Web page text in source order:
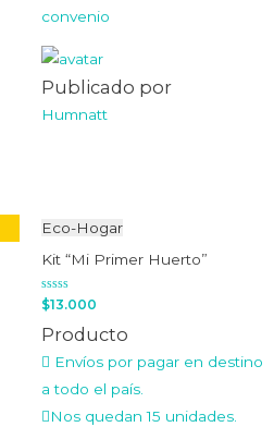
convenio
Publicado por
Humnatt
Eco-Hogar
Kit “Mi Primer Huerto”
Valorado
en
0
de
$13.000
Producto
Envíos por pagar en destino
a todo el país.
Nos quedan 15 unidades.